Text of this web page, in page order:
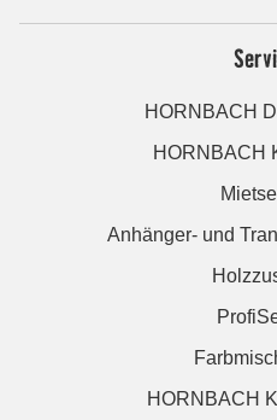
HORNBACH
HORNBACH
Anhänger- und
HORNBACH